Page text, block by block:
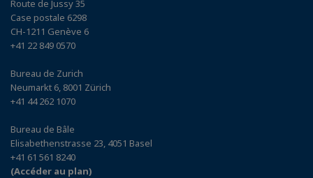
Route de Jussy 35
Case postale 6298
CH-1211 Genève 6
+41 22 849 0570
Bureau de Zurich
Neumarkt 6, 8001 Zürich
+41 44 262 1070
Bureau de Bâle
Elisabethenstrasse 23, 4051 Basel
+41 61 561 8240
(Accéder au plan)